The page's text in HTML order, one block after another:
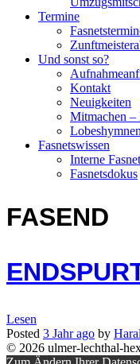
Termine
Und sonst so?
Kontakt
Neuigkeiten
Mitmachen –
Fasnetswissen
Interne
Fasnetsdokus
FASEND
Lesen
Posted 3 Jahrago by
© 2026 ulmer-lechthal-